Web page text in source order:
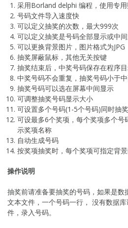
采用Borland delphi 编程，使用专
号码文件导入速度快
可以定义抽奖的次数，最大999次
可以定义抽奖是号码全部显示或中
可以更换背景图片，图片格式为JPG
抽奖屏蔽鼠标，其他无关按键
抽奖结束后，中奖号码保存在程序
中奖号码不会重复，抽奖号码小于
抽奖号码可以选在屏幕中间显示
可调整抽奖号码显示大小
可设置多个号码(1-5个号码)同时抽奖
可设最多6个奖项，每个奖项多个号
示奖项名称
自动生成号码
按奖项抽奖时，每个奖项可指定背
操作说明
抽奖前请准备要抽奖的号码，如果是
文本文件，一个号码一行， 没有数据
件，录入号码。